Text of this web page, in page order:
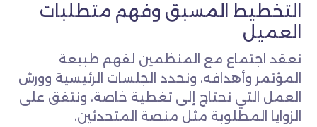
التخطيط المسبق وفهم متطلبات
العميل
نعقد اجتماع مع المنظمين لفهم طبيعة
المؤتمر وأهدافه، ونحدد الجلسات الرئيسية وورش
العمل التي تحتاج إلى تغطية خاصة، ونتفق على
الزوايا المطلوبة مثل منصة المتحدثين،